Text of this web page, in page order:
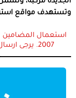
وتستهدف مواقع
2007. يرجى ارسال ملاحظات لـ akkanet.net@gmail.com